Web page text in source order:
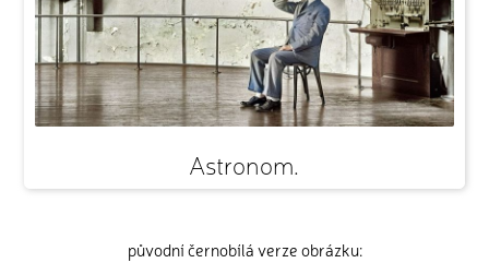
Astronom.
původní černobílá verze obrázku: